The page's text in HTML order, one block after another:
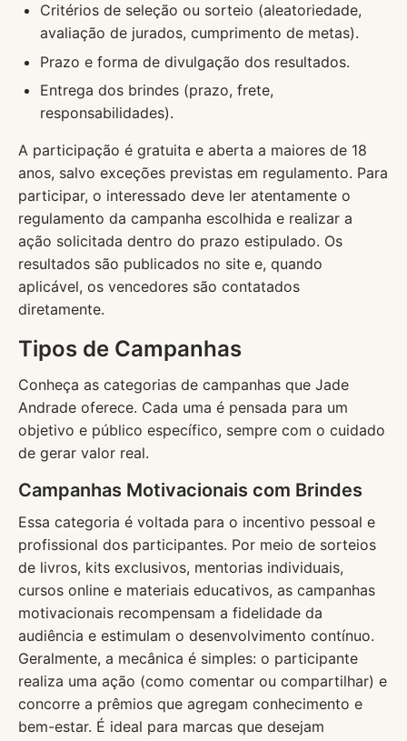
Critérios de seleção ou sorteio (aleatoriedade,
avaliação de jurados, cumprimento de metas).
Prazo e forma de divulgação dos resultados.
Entrega dos brindes (prazo, frete,
responsabilidades).
A participação é gratuita e aberta a maiores de 18
anos, salvo exceções previstas em regulamento. Para
participar, o interessado deve ler atentamente o
regulamento da campanha escolhida e realizar a
ação solicitada dentro do prazo estipulado. Os
resultados são publicados no site e, quando
aplicável, os vencedores são contatados
diretamente.
Tipos de Campanhas
Conheça as categorias de campanhas que Jade
Andrade oferece. Cada uma é pensada para um
objetivo e público específico, sempre com o cuidado
de gerar valor real.
Campanhas Motivacionais com Brindes
Essa categoria é voltada para o incentivo pessoal e
profissional dos participantes. Por meio de sorteios
de livros, kits exclusivos, mentorias individuais,
cursos online e materiais educativos, as campanhas
motivacionais recompensam a fidelidade da
audiência e estimulam o desenvolvimento contínuo.
Geralmente, a mecânica é simples: o participante
realiza uma ação (como comentar ou compartilhar) e
concorre a prêmios que agregam conhecimento e
bem-estar. É ideal para marcas que desejam